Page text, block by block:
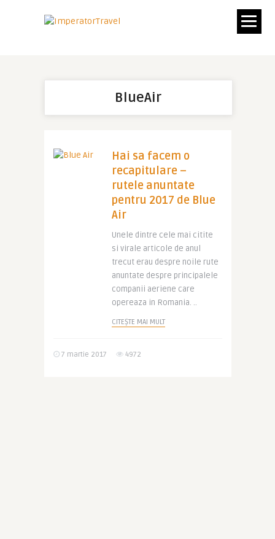
BlueAir
Hai sa facem o
recapitulare –
rutele anuntate
pentru 2017 de Blue
Air
Unele dintre cele mai citite
si virale articole de anul
trecut erau despre noile rute
anuntate despre principalele
companii aeriene care
opereaza in Romania. ..
CITEȘTE MAI MULT
7 martie 2017 4972